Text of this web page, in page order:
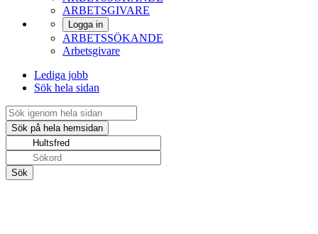
ARBETSGIVARE
Logga in
ARBETSSÖKANDE
Arbetsgivare
Lediga jobb
Sök hela sidan